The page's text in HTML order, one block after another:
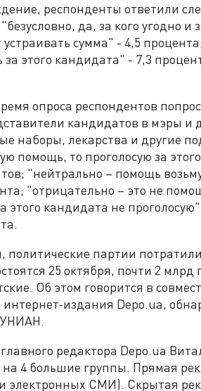
респонденты ответили
да, за кого угодно
устраивать сумма" - 4,5
за этого кандидата" - 7,3
опроса респондентов
кандидатов в мэры и
наборы, лекарства и другие
помощь, то проголосую за
"нейтрально – помощь
"отрицательно – это не
этого кандидата не
политические партии
25 октября, почти 2
Об этом говорится в
издания Depo.ua,
УНИАН.
редактора Depo.ua
на 4 большие группы. Прямая
электронных СМИ). Скрытая